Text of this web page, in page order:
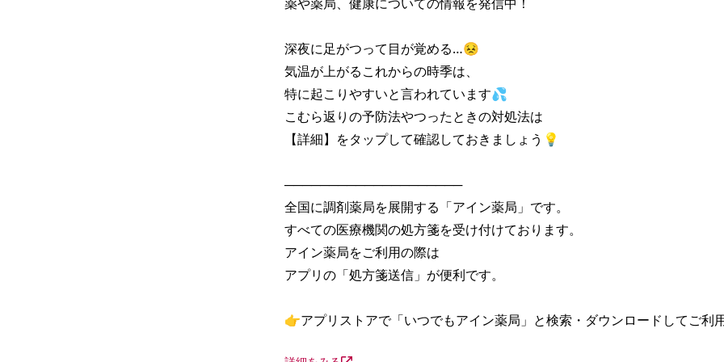
深夜に足がつって目が覚める…😣
気温が上がるこれからの時季は、
特に起こりやすいと言われています💦
こむら返りの予防法やつったときの対処法は
【詳細】をタップして確認しておきましょう💡
────────────────────
全国に調剤薬局を展開する「アイン薬局」です。
すべての医療機関の処方箋を受け付けております。
アイン薬局をご利用の際は
アプリの「処方箋送信」が便利です。
👉アプリストアで「いつでもアイン薬局」と検索・ダウンロードしてご利用